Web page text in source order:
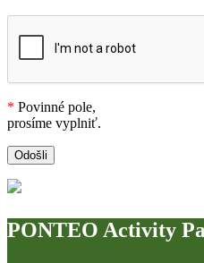
* Povinné pole,
prosíme vyplniť.
PONTEO Activity